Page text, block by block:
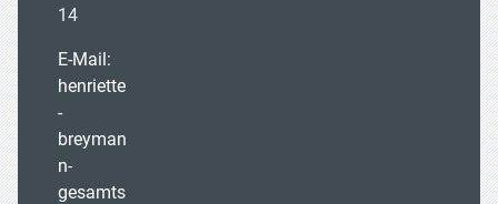
14
E-Mail:
henriette
-
breyman
n-
gesamts